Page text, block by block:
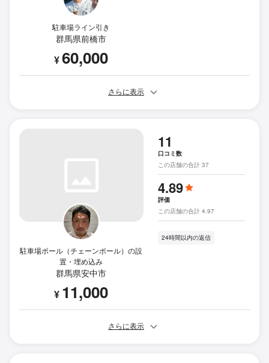
駐車場ライン引き
群馬県前橋市
¥60,000
さらに表示
駐車場ポール（チェーンポール）の設
置・埋め込み
群馬県安中市
¥ 11,000
11
口コミ数
この店舗の合計 37
4.89
評価
この店舗の合計 4.97
24時間以内の返信
さらに表示